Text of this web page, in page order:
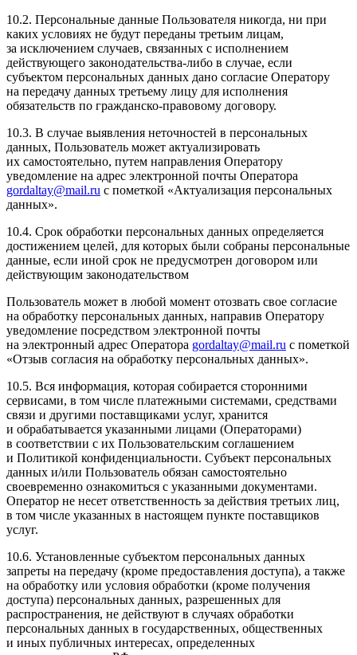
10.2. Персональные данные Пользователя никогда, ни при
каких условиях не будут переданы третьим лицам,
за исключением случаев, связанных с исполнением
действующего законодательства-либо в случае, если
субъектом персональных данных дано согласие Оператору
на передачу данных третьему лицу для исполнения
обязательств по гражданско-правовому договору.
10.3. В случае выявления неточностей в персональных
данных, Пользователь может актуализировать
их самостоятельно, путем направления Оператору
уведомление на адрес электронной почты Оператора
gordaltay@mail.ru c пометкой «Актуализация персональных
данных».
10.4. Срок обработки персональных данных определяется
достижением целей, для которых были собраны персональные
данные, если иной срок не предусмотрен договором или
действующим законодательством
Пользователь может в любой момент отозвать свое согласие
на обработку персональных данных, направив Оператору
уведомление посредством электронной почты
на электронный адрес Оператора gordaltay@mail.ru с пометкой
«Отзыв согласия на обработку персональных данных».
10.5. Вся информация, которая собирается сторонними
сервисами, в том числе платежными системами, средствами
связи и другими поставщиками услуг, хранится
и обрабатывается указанными лицами (Операторами)
в соответствии с их Пользовательским соглашением
и Политикой конфиденциальности. Субъект персональных
данных и/или Пользователь обязан самостоятельно
своевременно ознакомиться с указанными документами.
Оператор не несет ответственность за действия третьих лиц,
в том числе указанных в настоящем пункте поставщиков
услуг.
10.6. Установленные субъектом персональных данных
запреты на передачу (кроме предоставления доступа), а также
на обработку или условия обработки (кроме получения
доступа) персональных данных, разрешенных для
распространения, не действуют в случаях обработки
персональных данных в государственных, общественных
и иных публичных интересах, определенных